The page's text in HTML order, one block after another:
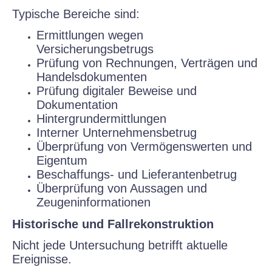
Typische Bereiche sind:
Ermittlungen wegen
Versicherungsbetrugs
Prüfung von Rechnungen, Verträgen und
Handelsdokumenten
Prüfung digitaler Beweise und
Dokumentation
Hintergrundermittlungen
Interner Unternehmensbetrug
Überprüfung von Vermögenswerten und
Eigentum
Beschaffungs- und Lieferantenbetrug
Überprüfung von Aussagen und
Zeugeninformationen
Historische und Fallrekonstruktion
Nicht jede Untersuchung betrifft aktuelle
Ereignisse.